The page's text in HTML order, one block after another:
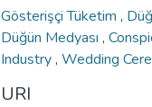
Gösterişçi Tüketim ,
Düğün Medyası ,
Industry, Wedding
URI